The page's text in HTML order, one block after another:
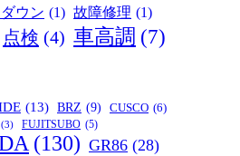
ウン (1) 故障修理 (1)
点検 (4) 車高調 (7)
(13) BRZ (9) CUSCO (6)
(3) FUJITSUBO (5)
(130) GR86 (28)